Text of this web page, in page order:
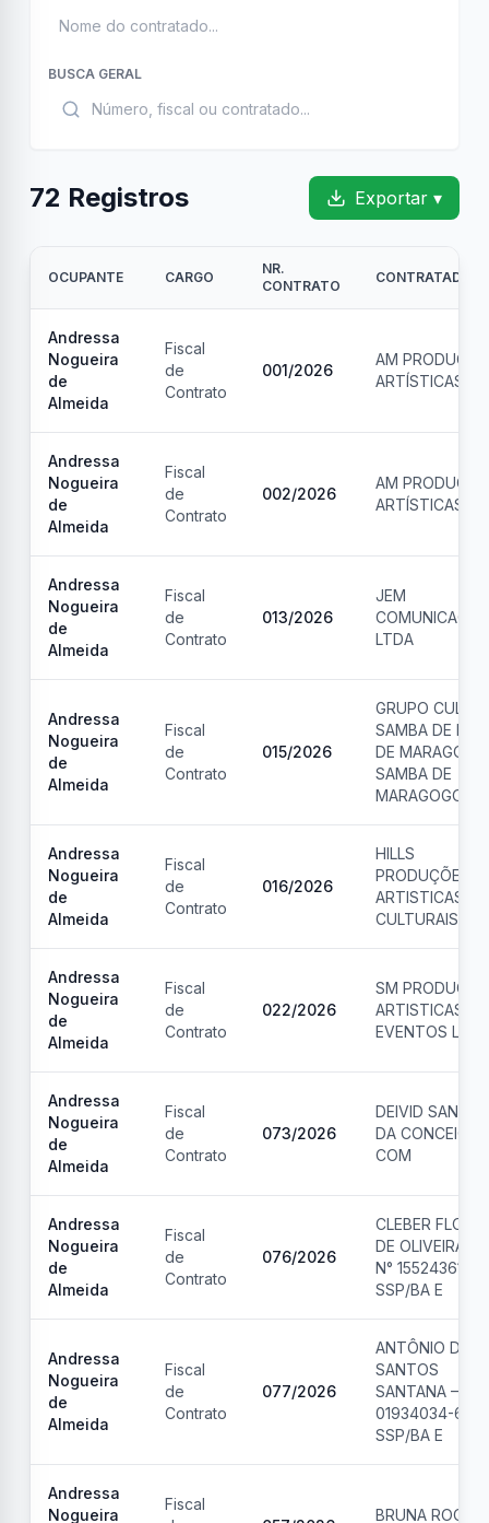
BUSCA GERAL
72 Registros Exportar ▾
OCUPANTE CARGO
NR.
CONTRATO
CONTRATADO
Andressa
Nogueira
de
Almeida
Fiscal
de
Contrato
001/2026
AM
ARTÍSTICAS
Andressa
Nogueira
de
Almeida
Fiscal
de
Contrato
002/2026
AM
ARTÍSTICAS
Andressa
Nogueira
de
Almeida
Fiscal
de
Contrato
013/2026
JEM
LTDA
Andressa
Nogueira
de
Almeida
Fiscal
de
Contrato
015/2026
GRUPO
SAMBA DE
DE
SAMBA DE
MARAGOGO
Andressa
Nogueira
de
Almeida
Fiscal
de
Contrato
016/2026
HILLS
PRODUÇÕES
ARTISTICAS E
CULTURAIS
Andressa
Nogueira
de
Almeida
Fiscal
de
Contrato
022/2026
SM
ARTISTICAS E
EVENTOS
Andressa
Nogueira
de
Almeida
Fiscal
de
Contrato
073/2026
DEIVID
DA
COM
Andressa
Nogueira
de
Almeida
Fiscal
de
Contrato
076/2026
CLEBER
DE OLIVEIRA –
N° 15524361-60
SSP/BA E
Andressa
Nogueira
de
Almeida
Fiscal
de
Contrato
077/2026
ANTÔNIO DOS
SANTOS
SANTANA –
01934034-63
SSP/BA E
Andressa
Nogueira
Fiscal
BRUNA ROCHA